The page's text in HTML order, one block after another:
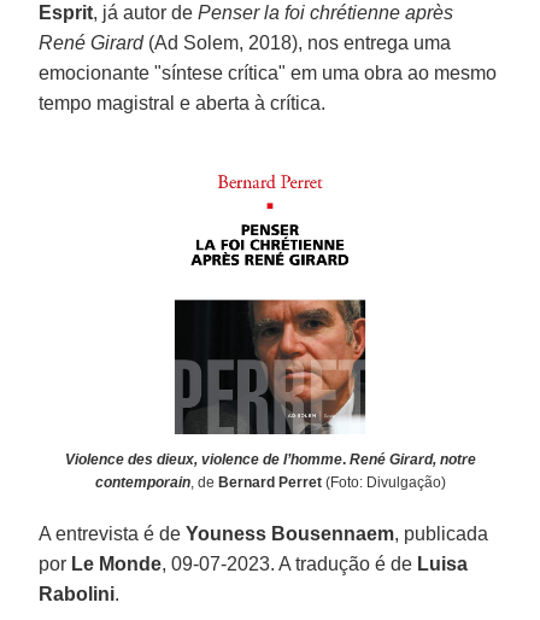
Esprit, já autor dePenser la foi chrétienne après
René Girard(Ad Solem, 2018), nos entrega uma
emocionante "síntese crítica" em uma obra ao mesmo
tempo magistral e aberta à crítica.
Violence des dieux, violence de l’homme. René Girard, notre
contemporain, de Bernard Perret (Foto: Divulgação)
A entrevista é deYouness Bousennaem, publicada
por Le Monde, 09-07-2023. A tradução é de Luisa
Rabolini.